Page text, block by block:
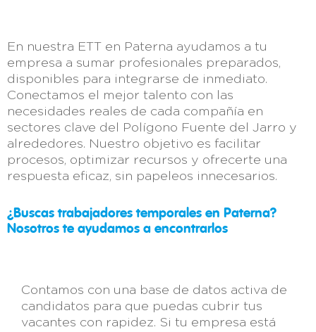
En nuestra ETT en Paterna ayudamos a tu
empresa a sumar profesionales preparados,
disponibles para integrarse de inmediato.
Conectamos el mejor talento con las
necesidades reales de cada compañía en
sectores clave del Polígono Fuente del Jarro y
alrededores. Nuestro objetivo es facilitar
procesos, optimizar recursos y ofrecerte una
respuesta eficaz, sin papeleos innecesarios.
¿Buscas trabajadores temporales en Paterna?
Nosotros te ayudamos a encontrarlos
Contamos con una base de datos activa de
candidatos para que puedas cubrir tus
vacantes con rapidez. Si tu empresa está